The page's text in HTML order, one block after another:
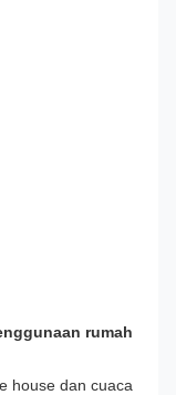
rumah
house dan cuaca